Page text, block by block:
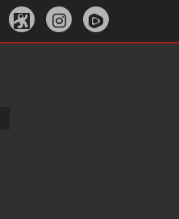
 